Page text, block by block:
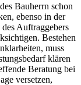
Bauherrn schon
ebenso in der
Auftraggebers
Bestehen
muss
klären
Beratung bei
versetzen,